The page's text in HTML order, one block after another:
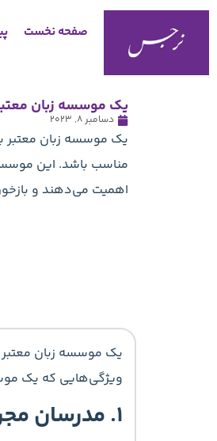
صفحه نخست
یک موسسه زبان
دسامبر 8, 2023
یک موسسه زبان معتبر
مناسب باشد. این
اهمیت می‌دهند و
یک موسسه زبان معتبر
ویژگی‌هایی که یک
۱. مدرسان